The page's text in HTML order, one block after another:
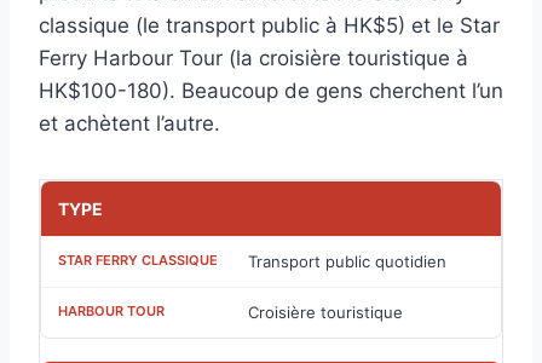
classique (le transport public à HK$5) et le Star
Ferry Harbour Tour (la croisière touristique à
HK$100-180). Beaucoup de gens cherchent l’un
et achètent l’autre.
TYPE
Transport public quotidien
Croisière touristique